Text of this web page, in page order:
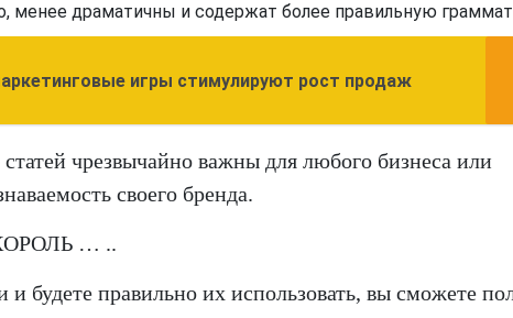
менее драматичны и содержат более правильную
игры стимулируют рост продаж
чрезвычайно важны для любого бизнеса или
своего бренда.
… ..
будете правильно их использовать, вы сможете